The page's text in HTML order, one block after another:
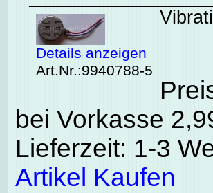
Details anzeigen
Art.Nr.:9940788-5
bei Vorkasse
Lieferzeit: 1-3
Artikel Kaufen